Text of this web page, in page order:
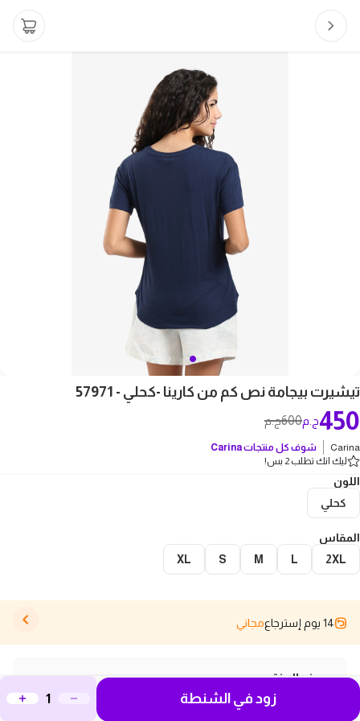
تيشيرت بيجامة نص كم من كارينا -كحلي - 57971
600ج.م 450ج.م
Carina شوف كل منتجاتCarina
ليك انك تطلب 2 بس!
اللون
كحلي
المقاس
2XL
L
M
S
XL
14 يوم إسترجاع مجاني
وصف المنتج
اكتشف بلوزة بيجامة كحلي الأنيقة والمريحة، مثالية للاسترخاء
زود في الشنطة